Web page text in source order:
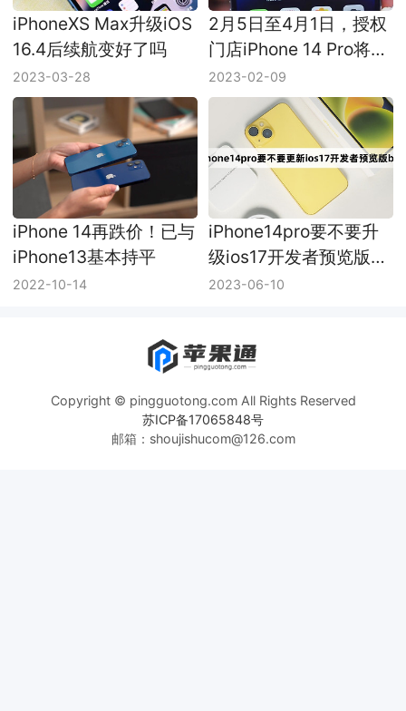
iPhoneXS Max升级iOS
16.4后续航变好了吗
2023-03-28
2月5日至4月1日，授权
门店iPhone 14 Pro将全
系降价700元
2023-02-09
iPhone 14再跌价！已与
iPhone13基本持平
2022-10-14
iPhone14pro要不要升
级ios17开发者预览版
beta
2023-06-10
Copyright © pingguotong.com All Rights Reserved
苏ICP备17065848号
邮箱：shoujishucom@126.com